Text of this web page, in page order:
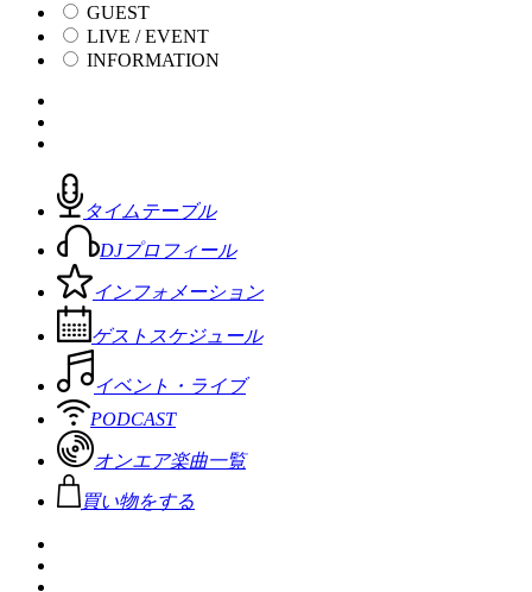
GUEST
LIVE / EVENT
INFORMATION
タイムテーブル
DJプロフィール
インフォメーション
ゲストスケジュール
イベント・ライブ
PODCAST
オンエア楽曲一覧
買い物をする